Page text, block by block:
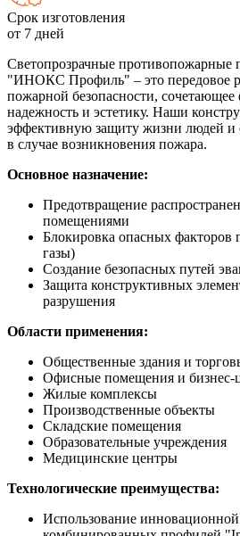
Срок изготовления
от 7 дней
Светопрозрачные
"ИНОКС Профиль" – это передовое
пожарной безопасности, сочетающее
надежность и эстетику. Наши
эффективную защиту жизни людей и
в случае возникновения пожара.
Основное назначение:
Предотвращение
помещениями
Блокировка опасных
газы)
Создание безопасных путей
Защита конструктивных
разрушения
Области применения:
Общественные здания и
Офисные помещения и бизнес-
Жилые комплексы
Производственные объекты
Складские помещения
Образовательные учреждения
Медицинские центры
Технологические преимущества:
Использование